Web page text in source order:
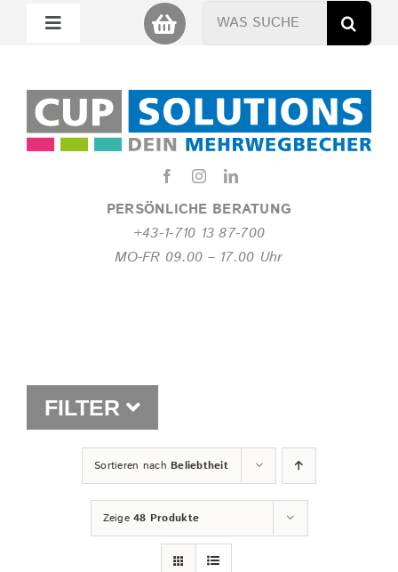
PERSÖNLICHE BERATUNG
+43-1-710 13 87-700
MO-FR 09.00 – 17.00 Uhr
Toggle
Miet Cup
Nachhaltigkeit
Shop
Suche
nach:
FILTER
Sortieren nach Beliebtheit
Zeige48 Produkte